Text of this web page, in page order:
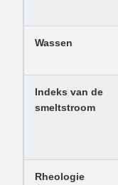
Wassen
Indeks van de
smeltstroom
Rheologie